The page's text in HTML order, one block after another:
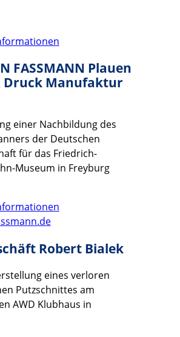
FASSMANN Plauen
Druck Manufaktur
einer Nachbildung des
der Deutschen
für das Friedrich-
Museum in Freyburg
Robert Bialek
eines verloren
Putzschnittes am
AWD Klubhaus in